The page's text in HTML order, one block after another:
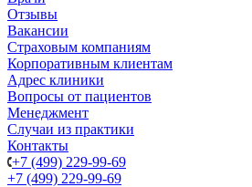
Отзывы
Вакансии
Страховым компаниям
Корпоративным клиентам
Адрес клиники
Вопросы от пациентов
Менеджмент
Случаи из практики
Контакты
+7 (499) 229-99-69
+7 (499) 229-99-69